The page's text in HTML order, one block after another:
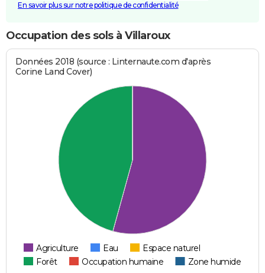
En savoir plus sur notre politique de confidentialité
Occupation des sols à Villaroux
Données 2018 (source : Linternaute.com d'après
Corine Land Cover)
Agriculture Eau
Espace naturel
Forêt
Occupation humaine Zone humide